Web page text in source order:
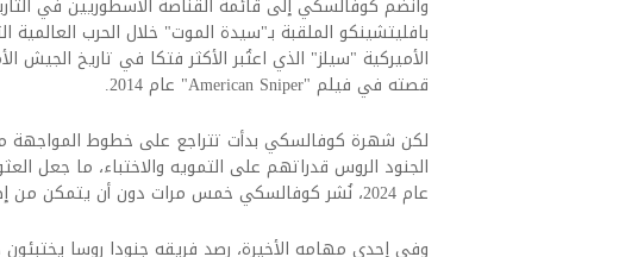
وانضم كوفالسكي إلى قائمة القناصة الأسطوريين في
بافليتشينكو الملقبة بـ"سيدة الموت" خلال الحرب العالمية
الأميركية "سيلز" الذي اعتُبر الأكثر فتكا في تاريخ
قصته في فيلم "American Sniper" عام 2014.
لكن شهرة كوفالسكي بدأت تتراجع على خطوط المواجهة مع
الجنود الروس قدراتهم على التمويه والاختباء، ما جعل
عام 2024، نُشر كوفالسكي خمس مرات دون أن يتمكن من إصابة أي هدف، بحسب التقرير.